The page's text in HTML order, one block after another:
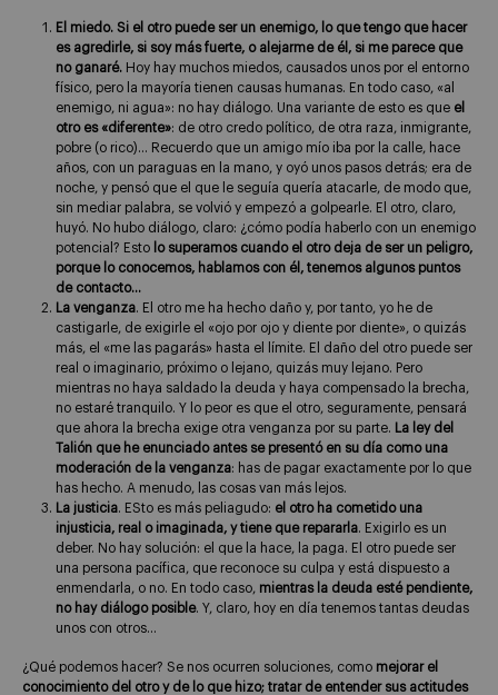
El miedo. Si el otro puede ser un enemigo, lo que tengo que hacer
es agredirle, si soy más fuerte, o alejarme de él, si me parece que
no ganaré. Hoy hay muchos miedos, causados unos por el entorno
físico, pero la mayoría tienen causas humanas. En todo caso, «al
enemigo, ni agua»: no hay diálogo. Una variante de esto es que el
otro es «diferente»: de otro credo político, de otra raza, inmigrante,
pobre (o rico)… Recuerdo que un amigo mío iba por la calle, hace
años, con un paraguas en la mano, y oyó unos pasos detrás; era de
noche, y pensó que el que le seguía quería atacarle, de modo que,
sin mediar palabra, se volvió y empezó a golpearle. El otro, claro,
huyó. No hubo diálogo, claro: ¿cómo podía haberlo con un enemigo
potencial? Esto lo superamos cuando el otro deja de ser un peligro,
porque lo conocemos, hablamos con él, tenemos algunos puntos
de contacto…
La venganza. El otro me ha hecho daño y, por tanto, yo he de
castigarle, de exigirle el «ojo por ojo y diente por diente», o quizás
más, el «me las pagarás» hasta el límite. El daño del otro puede ser
real o imaginario, próximo o lejano, quizás muy lejano. Pero
mientras no haya saldado la deuda y haya compensado la brecha,
no estaré tranquilo. Y lo peor es que el otro, seguramente, pensará
que ahora la brecha exige otra venganza por su parte. La ley del
Talión que he enunciado antes se presentó en su día como una
moderación de la venganza: has de pagar exactamente por lo que
has hecho. A menudo, las cosas van más lejos.
La justicia. ESto es más peliagudo: el otro ha cometido una
injusticia, real o imaginada, y tiene que repararla. Exigirlo es un
deber. No hay solución: el que la hace, la paga. El otro puede ser
una persona pacífica, que reconoce su culpa y está dispuesto a
enmendarla, o no. En todo caso, mientras la deuda esté pendiente,
no hay diálogo posible. Y, claro, hoy en día tenemos tantas deudas
unos con otros…
¿Qué podemos hacer? Se nos ocurren soluciones, como mejorar el
conocimiento del otro y de lo que hizo; tratar de entender sus actitudes